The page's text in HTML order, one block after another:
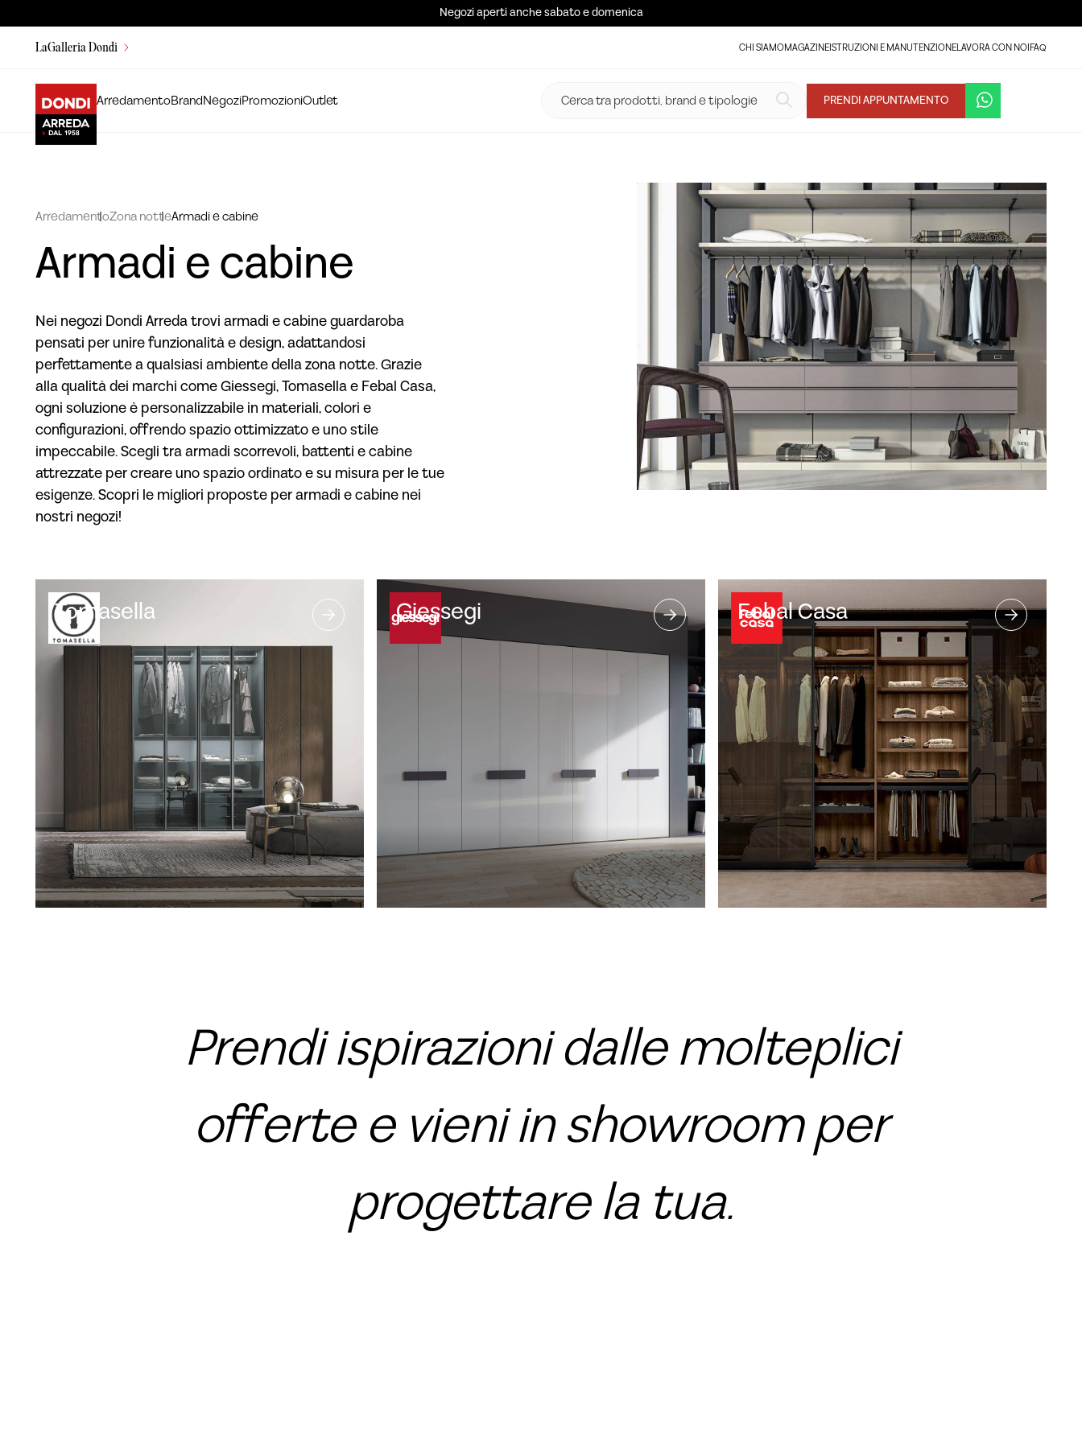
Negozi aperti anche sabato e domenica
LaGalleria Dondi CHI SIAMOMAGAZINEISTRUZIONI E MANUTENZIONELAVORA CON NOIFAQ
ArredamentoBrandNegoziPromozioniOutlet PRENDI APPUNTAMENTO
ArredamentoZona notteArmadi e cabine
Armadi e cabine
Nei negozi Dondi Arreda trovi armadi e cabine guardaroba
pensati per unire funzionalità e design, adattandosi
perfettamente a qualsiasi ambiente della zona notte. Grazie
alla qualità dei marchi come Giessegi, Tomasella e Febal Casa,
ogni soluzione è personalizzabile in materiali, colori e
configurazioni, offrendo spazio ottimizzato e uno stile
impeccabile. Scegli tra armadi scorrevoli, battenti e cabine
attrezzate per creare uno spazio ordinato e su misura per le tue
esigenze. Scopri le migliori proposte per armadi e cabine nei
nostri negozi!
Tomasella Giessegi Febal Casa
Prendi ispirazioni dalle molteplici
offerte e vieni in showroom per
progettare la tua.